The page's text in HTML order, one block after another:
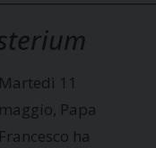
Martedì 11
maggio, Papa
Francesco ha